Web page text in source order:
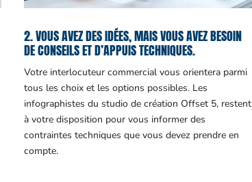
2. VOUS AVEZ DES IDÉES, MAIS VOUS AVEZ BESOIN
DE CONSEILS ET D’APPUIS TECHNIQUES.
Votre interlocuteur commercial vous orientera parmi
tous les choix et les options possibles. Les
infographistes du studio de création Offset 5, restent
à votre disposition pour vous informer des
contraintes techniques que vous devez prendre en
compte.